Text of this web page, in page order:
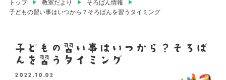
トップ 教室だより
そろばん情報
子どもの習い事はいつから？そろばんを習うタイミング
子どもの習い事はいつから？そろば
んを習うタイミング
2022.10.02